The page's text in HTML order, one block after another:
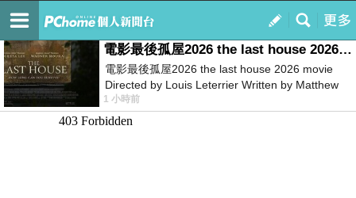
我的
最新文章
電影最後孤屋2026 the last house 2026 movie
電影最後孤屋2026 the last house 2026 movie
Directed by Louis Leterrier Written by Matthew
Robinson Starring Greta Lee Wa
1 小時前